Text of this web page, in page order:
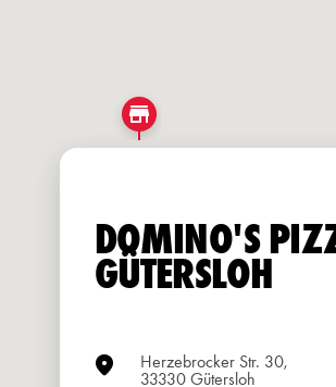
DOMINO'S
GÜTERSLOH
Herzebrocker Str. 30,
33330 Gütersloh